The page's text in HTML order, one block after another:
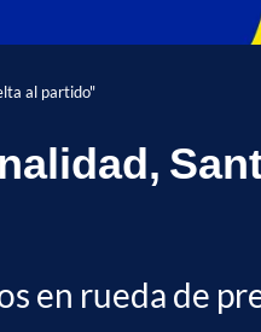
al partido"
en rueda de